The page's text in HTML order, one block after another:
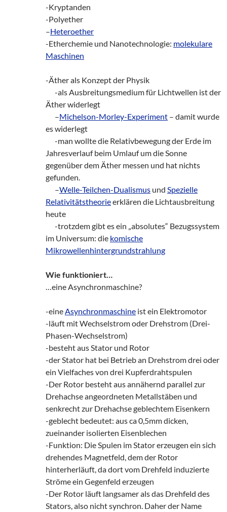
-Kryptanden
-Polyether
–Heteroether
-Etherchemie und Nanotechnologie: molekulare
Maschinen
-Äther als Konzept der Physik
-als Ausbreitungsmedium für Lichtwellen ist der
Äther widerlegt
–Michelson-Morley-Experiment – damit wurde
es widerlegt
-man wollte die Relativbewegung der Erde im
Jahresverlauf beim Umlauf um die Sonne
gegenüber dem Äther messen und hat nichts
gefunden.
–Welle-Teilchen-Dualismus und Spezielle
Relativitätstheorieerklären die Lichtausbreitung
heute
-trotzdem gibt es ein „absolutes“ Bezugssystem
im Universum: die komische
Mikrowellenhintergrundstrahlung
Wie funktioniert…
…eine Asynchronmaschine?
-eineAsynchronmaschine ist ein Elektromotor
-läuft mit Wechselstrom oder Drehstrom (Drei-
Phasen-Wechselstrom)
-besteht aus Stator und Rotor
-der Stator hat bei Betrieb an Drehstrom drei oder
ein Vielfaches von drei Kupferdrahtspulen
-Der Rotor besteht aus annähernd parallel zur
Drehachse angeordneten Metallstäben und
senkrecht zur Drehachse geblechtem Eisenkern
-geblecht bedeutet: aus ca 0,5mm dicken,
zueinander isolierten Eisenblechen
-Funktion: Die Spulen im Stator erzeugen ein sich
drehendes Magnetfeld, dem der Rotor
hinterherläuft, da dort vom Drehfeld induzierte
Ströme ein Gegenfeld erzeugen
-Der Rotor läuft langsamer als das Drehfeld des
Stators, also nicht synchron. Daher der Name